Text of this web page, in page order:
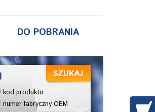
DO POBRANIA
kod produktu
numer fabryczny OEM